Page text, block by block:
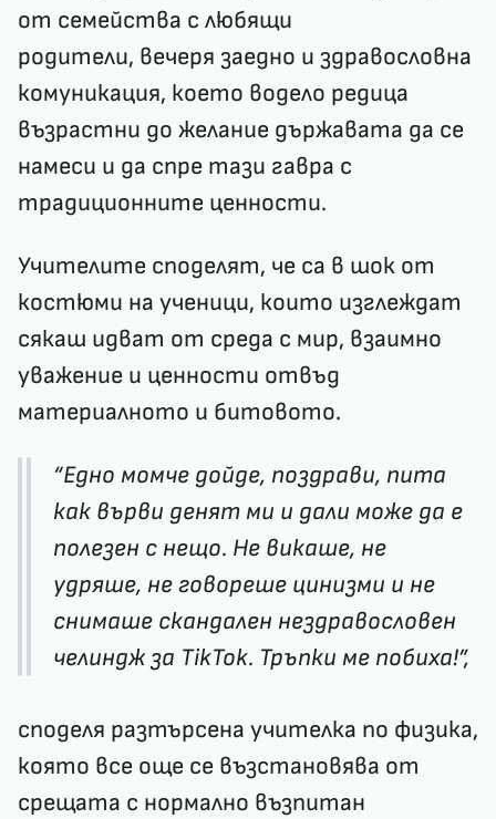
от семейства с любящи
родители, вечеря заедно и здравословна
комуникация, което водело редица
възрастни до желание държавата да се
намеси и да спре тази гавра с
традиционните ценности.
Учителите споделят, че са в шок от
костюми на ученици, които изглеждат
сякаш идват от среда с мир, взаимно
уважение и ценности отвъд
материалното и битовото.
“Едно момче дойде, поздрави, пита
как върви денят ми и дали може да е
полезен с нещо. Не викаше, не
удряше, не говореше цинизми и не
снимаше скандален нездравословен
челиндж за TikTok. Тръпки ме побиха!”,
споделя разтърсена учителка по физика,
която все още се възстановява от
срещата с нормално възпитан